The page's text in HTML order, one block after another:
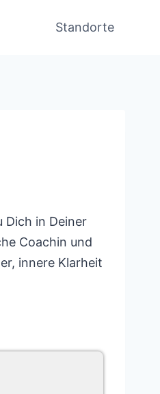
Standorte
Dich in Deiner
Coachin und
innere Klarheit